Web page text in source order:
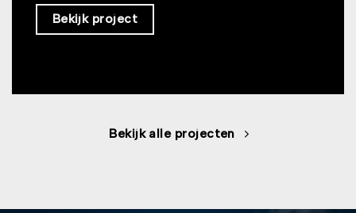
Bekijk project
Bekijk alle projecten